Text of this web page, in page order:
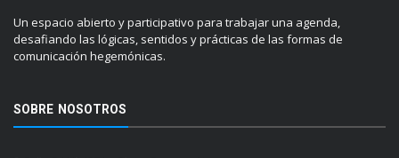
Un espacio abierto y participativo para trabajar una agenda,
desafiando las lógicas, sentidos y prácticas de las formas de
comunicación hegemónicas.
SOBRE NOSOTROS